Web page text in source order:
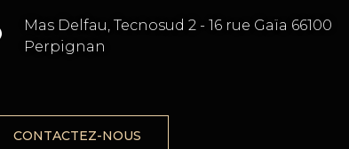
Mas Delfau, Tecnosud 2 - 16 rue Gaïa 66100
Perpignan
CONTACTEZ-NOUS